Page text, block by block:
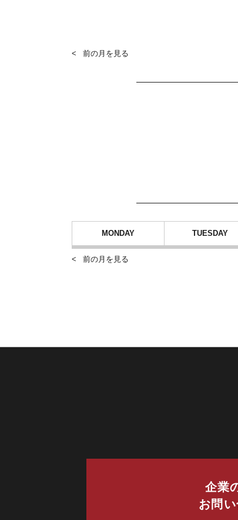
前の月を見る
MONDAY TUESDAY
前の月を見る
企業
お問